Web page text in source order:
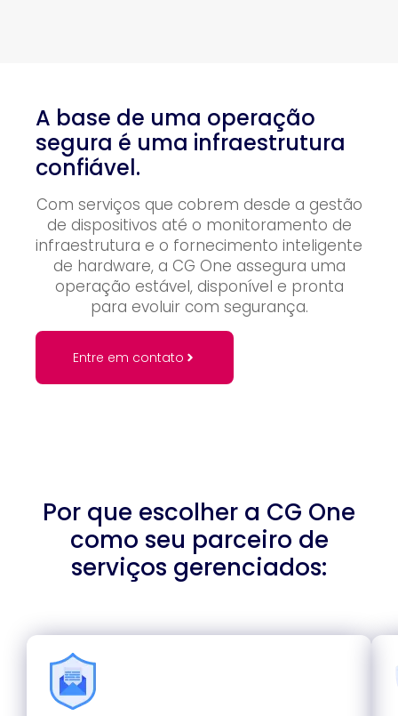
A base de uma operação
segura é uma infraestrutura
confiável.
Com serviços que cobrem desde a gestão
de dispositivos até o monitoramento de
infraestrutura e o fornecimento inteligente
de hardware, a CG One assegura uma
operação estável, disponível e pronta
para evoluir com segurança.
Entre em contato
Por que escolher a CG One
como seu parceiro de
serviços gerenciados: